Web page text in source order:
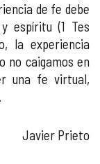
de fe debe
espíritu (1 Tes
la experiencia
no caigamos en
una fe virtual,
Javier Prieto